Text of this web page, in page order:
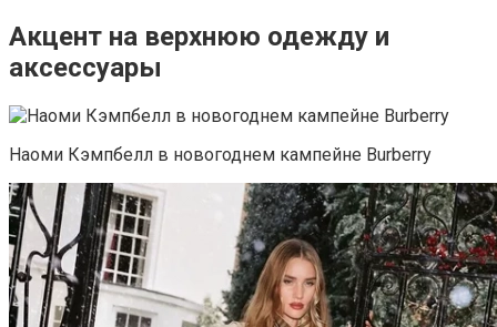
Акцент на верхнюю одежду и
аксессуары
Наоми Кэмпбелл в новогоднем кампейне Burberry